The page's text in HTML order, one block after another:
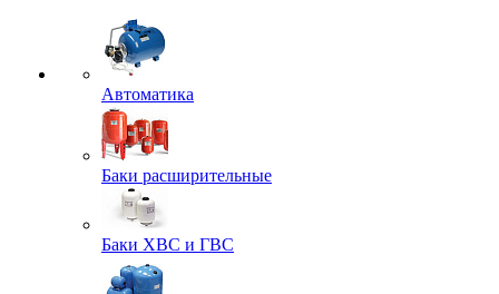
Автоматика
Баки расширительные
Баки ХВС и ГВС